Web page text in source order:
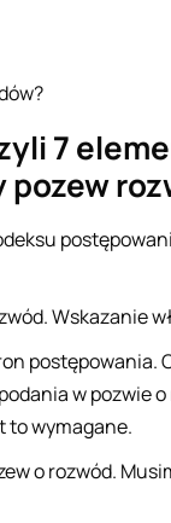
7
pozew
Wskazanie
postępowania.
w pozwie
to wymagane.
o rozwód.